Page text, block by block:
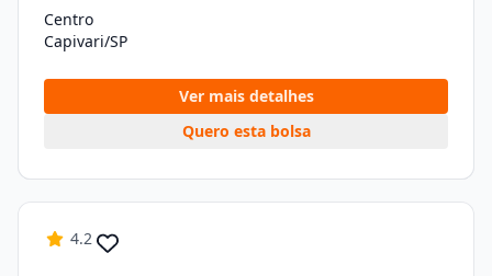
Centro
Capivari/SP
Ver mais detalhes
Quero esta bolsa
4.2